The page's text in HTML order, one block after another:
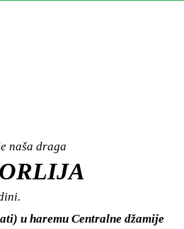
naša draga
u haremu Centralne džamije